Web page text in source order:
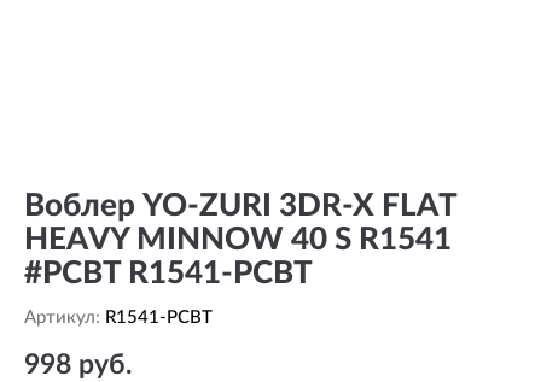
Воблер YO-ZURI 3DR-X FLAT
HEAVY MINNOW 40 S R1541
#PCBT R1541-PCBT
Артикул: R1541-PCBT
998 руб.